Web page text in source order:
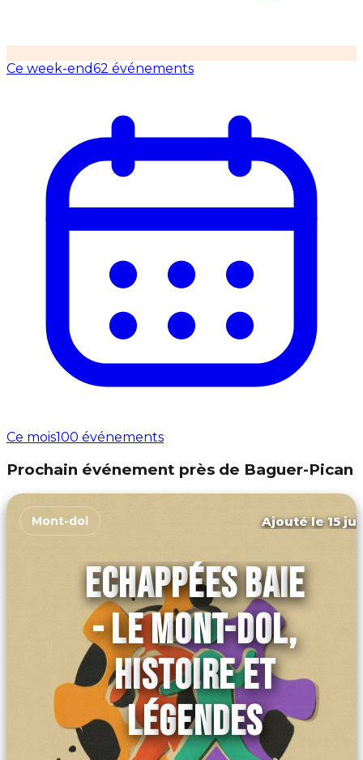
Ce week-end62 événements
Ce mois100 événements
Prochain événement près de Baguer-Pican
Mont-dol Ajouté le 15
ECHAPPÉES BAIE
- LE MONT-DOL,
HISTOIRE ET
LÉGENDES